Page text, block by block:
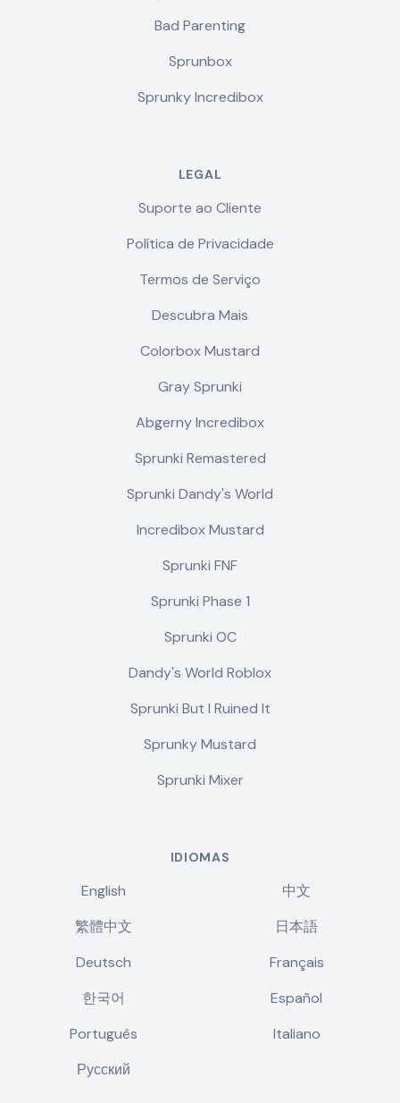
Bad Parenting
Sprunbox
Sprunky Incredibox
LEGAL
Suporte ao Cliente
Política de Privacidade
Termos de Serviço
Descubra Mais
Colorbox Mustard
Gray Sprunki
Abgerny Incredibox
Sprunki Remastered
Sprunki Dandy's World
Incredibox Mustard
Sprunki FNF
Sprunki Phase 1
Sprunki OC
Dandy's World Roblox
Sprunki But I Ruined It
Sprunky Mustard
Sprunki Mixer
IDIOMAS
English
中文
繁體中文
日本語
Deutsch
Français
한국어
Español
Português
Italiano
Русский